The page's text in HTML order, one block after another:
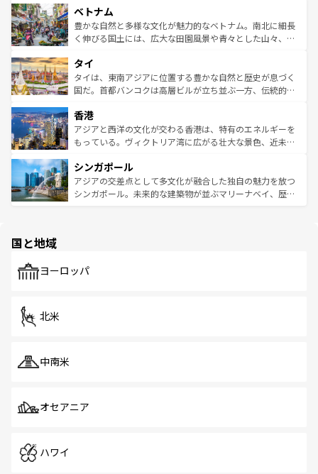
参照してほしい。
容にもいいと評判のスイーツなど、バラエティ豊かな料理
が味わえる。 なお、新着の台湾情報は コンテンツ一覧を参
照してほしい。
き、地方に足を延ばせば四季折々の自然美を楽しむことが
できる。そして、キムチや焼肉、絶品のストリートフード
まで、さまざまな韓国料理が待っている。夜には、韓国な
リティに包まれながら、韓国の多彩な魅力を心ゆくまで味
わってみてほしい。 なお、新着の韓国情報はコンテンツ一
覧を参照してほしい。
ベトナム
豊かな自然と多様な文化が魅力的なベトナム。南北に細長
く伸びる国土には、広大な田園風景や青々とした山々、世
急速な発展と共に伝統が息づく。ハノイの古い町並みやホ
ーチミン市のフランス統治時代の建物も、独特の雰囲気を
醸し出している。また、バラエティの豊かさとおいしさで
とつ。フォーやバインミー、ベトナムコーヒーなどは、ぜ
ひ現地で味わいたい。どの地域を訪れてもあたたかい人々
が旅行者を迎えてくれるので、きっと忘れられない旅にな
参照してほしい。
タイ
タイは、東南アジアに位置する豊かな自然と歴史が息づく
国だ。首都バンコクは高層ビルが立ち並ぶ一方、伝統的な
の活気が交差している。北部ではチェンマイなどの山岳地
帯で自然と触れ合い、南部ではプーケットやクラビの美し
いビーチでリゾート気分を楽しむことができる。タイ料理
激する。気候は一年中温暖で、どの季節にも異なる楽しみ
が待っている。親しみやすいタイの人々、仏教を中心とし
た文化、そして多様な観光資源が、訪れる旅人を魅了し続
香港
アジアと西洋の文化が交わる香港は、特有のエネルギーを
もっている。ヴィクトリア湾に広がる壮大な景色、近未来
み、どこを訪れても感動するはず。観光スポットが密集し
ており、効率よく見どころを回れるのも魅力。息をのむよ
うな絶景から文化的な体験まで、香港を存分に楽しみ尽く
シンガポール
アジアの交差点として多文化が融合した独自の魅力を放つ
シンガポール。未来的な建築物が並ぶマリーナベイ、歴史
で、ホーカーズは地元の風情を楽しめる外せないスポット
国と地域
ヨーロッパ
北米
中南米
オセアニア
ハワイ